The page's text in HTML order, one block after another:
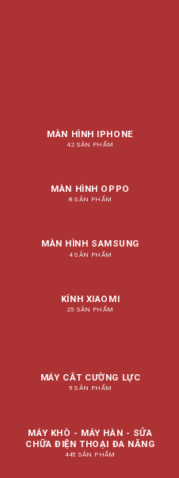
MÀN HÌNH IPHONE
42 SẢN PHẨM
MÀN HÌNH OPPO
8 SẢN PHẨM
MÀN HÌNH SAMSUNG
4 SẢN PHẨM
KÍNH XIAOMI
25 SẢN PHẨM
MÁY CẮT CƯỜNG LỰC
9 SẢN PHẨM
MÁY KHÒ - MÁY HÀN - SỬA
CHỮA ĐIỆN THOẠI ĐA NĂNG
445 SẢN PHẨM